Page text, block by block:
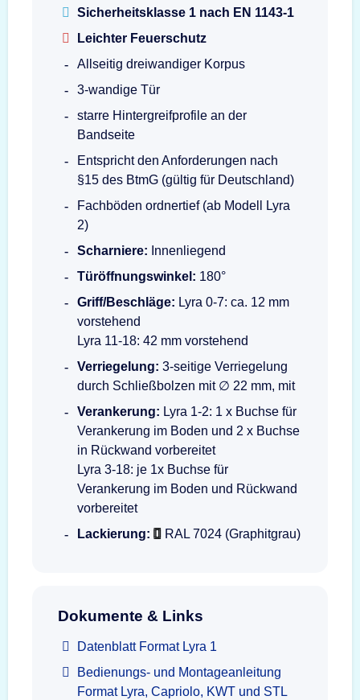
Sicherheitsklasse 1 nach EN 1143-1
Leichter Feuerschutz
Allseitig dreiwandiger Korpus
3-wandige Tür
starre Hintergreifprofile an der
Bandseite
Entspricht den Anforderungen nach
§15 des BtmG (gültig für Deutschland)
Fachböden ordnertief (ab Modell Lyra
2)
Scharniere: Innenliegend
Türöffnungswinkel: 180°
Griff/Beschläge: Lyra 0-7: ca. 12 mm
vorstehend
Lyra 11-18: 42 mm vorstehend
Verriegelung: 3-seitige Verriegelung
durch Schließbolzen mit ∅ 22 mm, mit
Verankerung: Lyra 1-2: 1 x Buchse für
Verankerung im Boden und 2 x Buchse
in Rückwand vorbereitet
Lyra 3-18: je 1x Buchse für
Verankerung im Boden und Rückwand
vorbereitet
Lackierung:
RAL 7024 (Graphitgrau)
Dokumente & Links
Datenblatt Format Lyra 1
Bedienungs- und Montageanleitung
Format Lyra, Capriolo, KWT und STL